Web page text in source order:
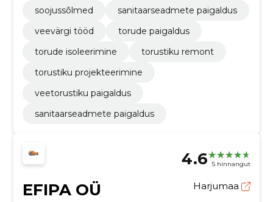
soojussõlmed
sanitaarseadmete paigaldus
veevärgi tööd
torude paigaldus
torude isoleerimine
torustiku remont
torustiku projekteerimine
veetorustiku paigaldus
sanitaarseadmete paigaldus
4.6 5 hinnangut
EFIPA OÜ Harjumaa